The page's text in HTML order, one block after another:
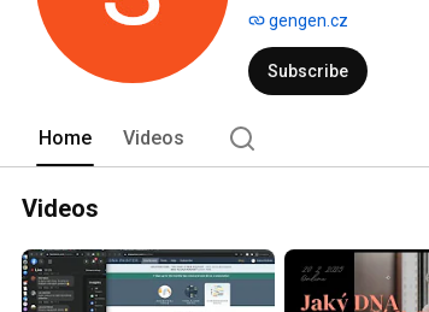
gengen.cz
Subscribe
Home Videos
Videos